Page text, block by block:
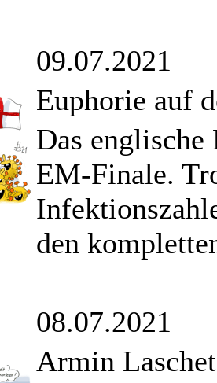
09.07.2021
Euphorie auf
Das
EM-Finale.
den
08.07.2021
Armin